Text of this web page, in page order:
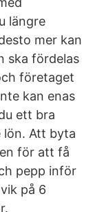
längre
mer kan
ska fördelas
företaget
kan enas
ett bra
Att byta
för att få
pepp inför
på 6